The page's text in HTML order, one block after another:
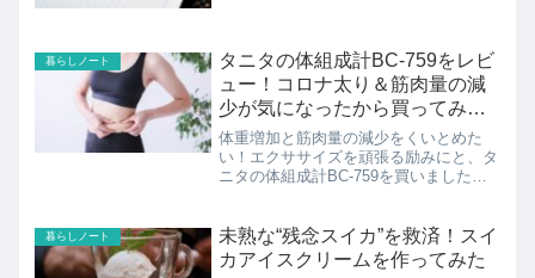
暮らしノート
タニタの体組成計BC-759をレビ
ュー！コロナ太り＆筋肉量の減
少が気になったから買ってみ
た！
体重増加と筋肉量の減少をくいとめた
い！エクササイズを頑張る励みにと、タ
ニタの体組成計BC-759を買いました。
暮らしノート
未熟な“残念スイカ”を救済！スイ
カアイスクリームを作ってみた